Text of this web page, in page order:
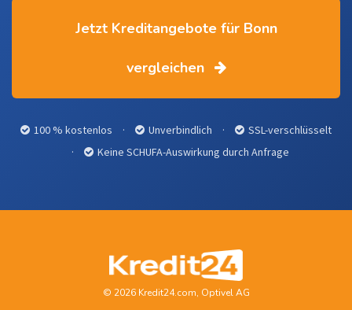
Jetzt Kreditangebote für Bonn
vergleichen
100 % kostenlos · Unverbindlich ·
SSL-verschlüsselt
·
Keine SCHUFA-Auswirkung durch Anfrage
© 2026 Kredit24.com, Optivel AG